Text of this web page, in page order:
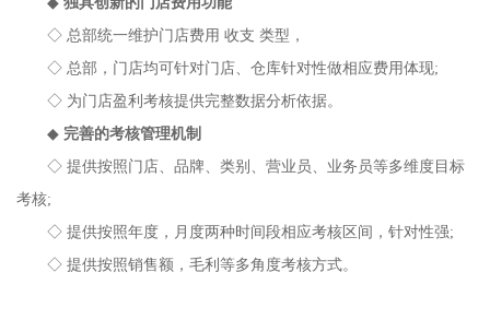
◇ 总部统一维护门店费用 收支 类型，
◇ 总部，门店均可针对门店、仓库针对性做相应费用体现;
◇ 为门店盈利考核提供完整数据分析依据。
◆ 完善的考核管理机制
◇ 提供按照门店、品牌、类别、营业员、业务员等多维度目标
考核;
◇ 提供按照年度，月度两种时间段相应考核区间，针对性强;
◇ 提供按照销售额，毛利等多角度考核方式。